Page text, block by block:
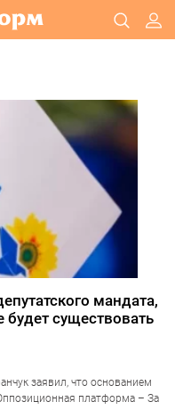
мандата,
существовать
заявил, что основанием
платформа – За